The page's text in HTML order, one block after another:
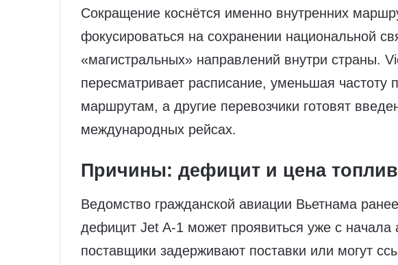
Сокращение коснётся именно внутренних
фокусироваться на сохранении национальной
«магистральных» направлений внутри страны.
пересматривает расписание, уменьшая частоту
маршрутам, а другие перевозчики готовят
международных рейсах.
Причины: дефицит и цена
Ведомство гражданской авиации Вьетнама
дефицит Jet A‑1 может проявиться уже с начала
поставщики задерживают поставки или могут